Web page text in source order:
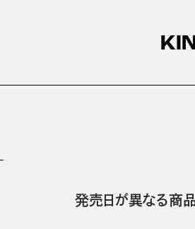
発売日が異なる商